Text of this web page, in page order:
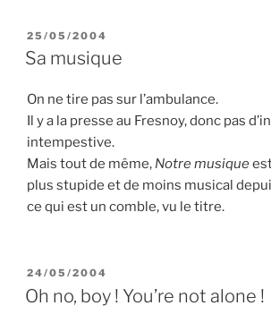
PUBLIÉ
LE
25/05/2004
Sa musique
On ne tire pas sur l’ambulance.
Il y a la presse au Fresnoy, donc pas
intempestive.
Mais tout de même, Notre musique
plus stupide et de moins musical
ce qui est un comble, vu le titre.
PUBLIÉ
LE
24/05/2004
Oh no, boy ! You’re not alone !